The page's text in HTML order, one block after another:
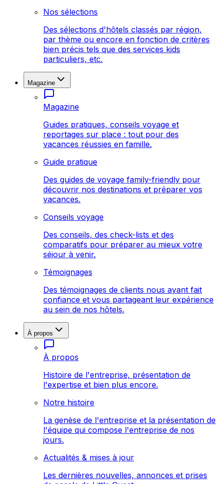
Nos sélections
Des sélections d'hôtels classés par région,
par thème ou encore en fonction de critères
bien précis tels que des services kids
particuliers, etc.
Magazine
Magazine
Guides pratiques, conseils voyage et
reportages sur place : tout pour des
vacances réussies en famille.
Guide pratique
Des guides de voyage family-friendly pour
découvrir nos destinations et préparer vos
vacances.
Conseils voyage
Des conseils, des check-lists et des
comparatifs pour préparer au mieux votre
séjour à venir.
Témoignages
Des témoignages de clients nous ayant fait
confiance et vous partageant leur expérience
au sein de nos hôtels.
À propos
À propos
Histoire de l'entreprise, présentation de
l'expertise et bien plus encore.
Notre histoire
La genèse de l'entreprise et la présentation de
l'équipe qui compose l'entreprise de nos
jours.
Actualités & mises à jour
Les dernières nouvelles, annonces et prises